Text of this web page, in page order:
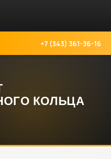
+7 (343) 361-36-16
КОЛЬЦА